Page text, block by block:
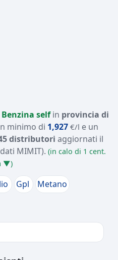
Benzina selfin provincia di
minimo di 1,927 €/l e un
distributori aggiornati il
MIMIT). (in calo di 1 cent.
▼)
Gpl
Metano